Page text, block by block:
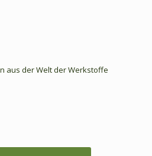
aus der Welt der Werkstoffe